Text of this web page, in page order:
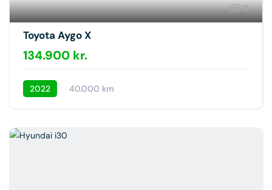
6
Toyota Aygo X
134.900 kr.
2022 40.000 km